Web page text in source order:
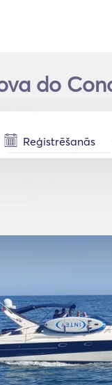
do